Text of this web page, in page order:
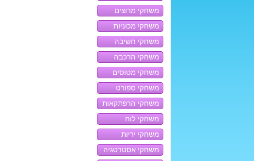
משחקי מרוצים
משחקי מכוניות
משחקי חשיבה
משחקי הרכבה
משחקי מטוסים
משחקי ספורט
משחקי הרפתקאות
משחקי לוח
משחקי יריות
משחקי אסטרטגיה